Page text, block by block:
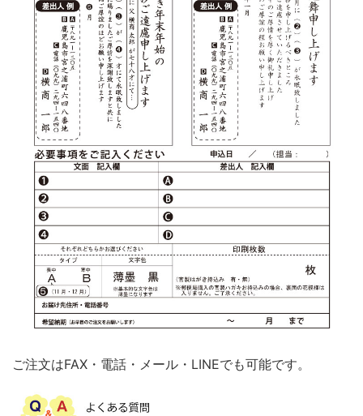
ご注文はFAX・電話・メール・LINEでも可能です。